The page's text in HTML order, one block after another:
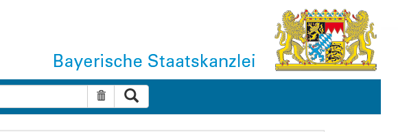
Suche zurücksetzen